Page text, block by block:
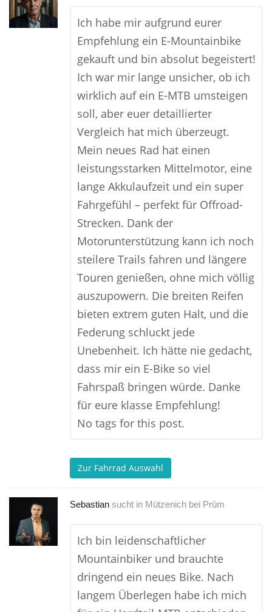
Ich habe mir aufgrund eurer
Empfehlung ein E-Mountainbike
gekauft und bin absolut begeistert!
Ich war mir lange unsicher, ob ich
wirklich auf ein E-MTB umsteigen
soll, aber euer detaillierter
Vergleich hat mich überzeugt.
Mein neues Rad hat einen
leistungsstarken Mittelmotor, eine
lange Akkulaufzeit und ein super
Fahrgefühl – perfekt für Offroad-
Strecken. Dank der
Motorunterstützung kann ich noch
steilere Trails fahren und längere
Touren genießen, ohne mich völlig
auszupowern. Die breiten Reifen
bieten extrem guten Halt, und die
Federung schluckt jede
Unebenheit. Ich hätte nie gedacht,
dass mir ein E-Bike so viel
Fahrspaß bringen würde. Danke
für eure klasse Empfehlung!
No tags for this post.
Zur Fahrrad Auswahl
Sebastian sucht in Mützenich bei Prüm
Ich bin leidenschaftlicher
Mountainbiker und brauchte
dringend ein neues Bike. Nach
langem Überlegen habe ich mich